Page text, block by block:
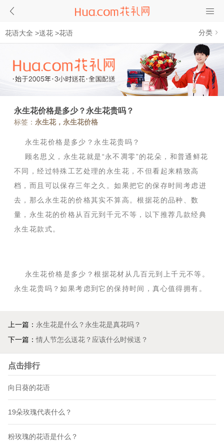
花语大全 >送花 >花语 分类
永生花价格是多少？永生花贵吗？
标签： 永生花，永生花价格
永生花价格是多少？永生花贵吗？
顾名思义，永生花就是“永不凋零”的花朵，和普通鲜花
不同，经过特殊工艺处理的永生花，不但看起来精致高
档，而且可以保存三年之久。如果把它的保存时间考虑进
去，那么永生花的价格其实不算高。根据花的品种、数
量，永生花的价格从百元到千元不等，以下推荐几款经典
永生花款式。
永生花价格是多少？根据花材从几百元到上千元不等。
永生花贵吗？如果考虑到它的保持时间，真心值得拥有。
上一篇： 永生花是什么？永生花是真花吗？
下一篇：情人节怎么送花？应该什么时候送？
点击排行
向日葵的花语
19朵玫瑰代表什么？
粉玫瑰的花语是什么？